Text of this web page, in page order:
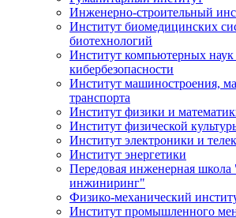
Инженерно-строительный
Институт биомедицинских
биотехнологий
Институт компьютерных наук
кибербезопасности
Институт машиностроения,
транспорта
Институт физики и
Институт физической
Институт электроники и
Институт энергетики
Передовая инженерная
инжиниринг"
Физико-механический
Институт промышленного